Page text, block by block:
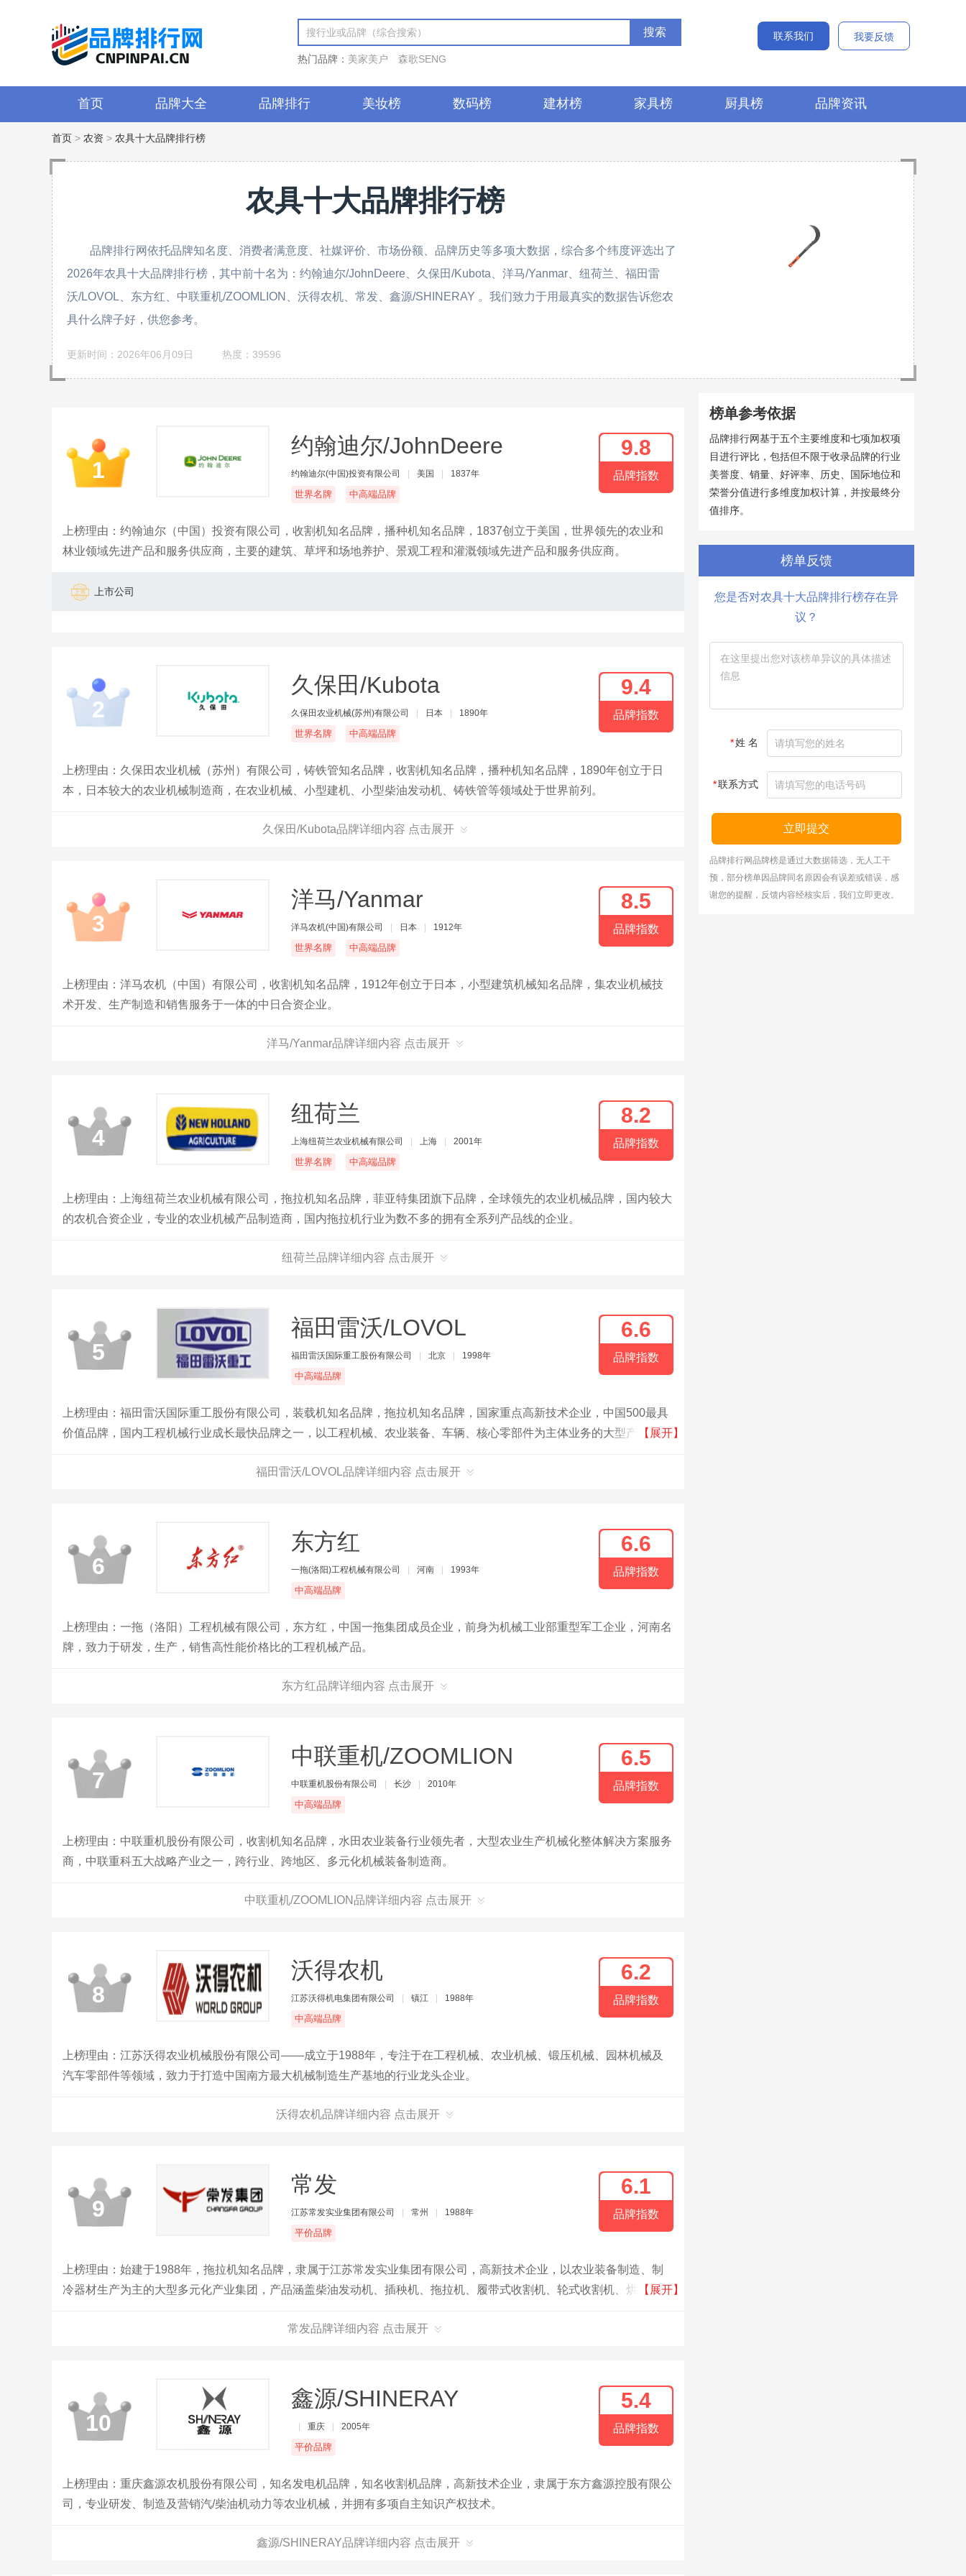
联系我们
我要反馈
热门品牌： 美家美户 森歌SENG
首页 品牌大全 品牌排行 美妆榜 数码榜 建材榜 家具榜 厨具榜 品牌资讯
首页 > 农资 > 农具十大品牌排行榜
农具十大品牌排行榜
品牌排行网依托品牌知名度、消费者满意度、社媒评价、市场份额、品牌历史等多项大数据，综合多个纬度评选出了
2026年农具十大品牌排行榜，其中前十名为：约翰迪尔/JohnDeere、久保田/Kubota、洋马/Yanmar、纽荷兰、福田雷
沃/LOVOL、东方红、中联重机/ZOOMLION、沃得农机、常发、鑫源/SHINERAY 。我们致力于用最真实的数据告诉您农
具什么牌子好，供您参考。
更新时间：2026年06月09日 热度：39596
1
约翰迪尔/JohnDeere
约翰迪尔(中国)投资有限公司 美国 1837年
世界名牌 中高端品牌
9.8
品牌指数
上榜理由：约翰迪尔（中国）投资有限公司，收割机知名品牌，播种机知名品牌，1837创立于美国，世界领先的农业和
林业领域先进产品和服务供应商，主要的建筑、草坪和场地养护、景观工程和灌溉领域先进产品和服务供应商。
上市公司
2
久保田/Kubota
久保田农业机械(苏州)有限公司 日本 1890年
世界名牌 中高端品牌
9.4
品牌指数
上榜理由：久保田农业机械（苏州）有限公司，铸铁管知名品牌，收割机知名品牌，播种机知名品牌，1890年创立于日
本，日本较大的农业机械制造商，在农业机械、小型建机、小型柴油发动机、铸铁管等领域处于世界前列。
久保田/Kubota品牌详细内容 点击展开
3
洋马/Yanmar
洋马农机(中国)有限公司 日本 1912年
世界名牌 中高端品牌
8.5
品牌指数
上榜理由：洋马农机（中国）有限公司，收割机知名品牌，1912年创立于日本，小型建筑机械知名品牌，集农业机械技
术开发、生产制造和销售服务于一体的中日合资企业。
洋马/Yanmar品牌详细内容 点击展开
4
纽荷兰
上海纽荷兰农业机械有限公司 上海 2001年
世界名牌 中高端品牌
8.2
品牌指数
上榜理由：上海纽荷兰农业机械有限公司，拖拉机知名品牌，菲亚特集团旗下品牌，全球领先的农业机械品牌，国内较大
的农机合资企业，专业的农业机械产品制造商，国内拖拉机行业为数不多的拥有全系列产品线的企业。
纽荷兰品牌详细内容 点击展开
5
福田雷沃/LOVOL
福田雷沃国际重工股份有限公司 北京 1998年
中高端品牌
6.6
品牌指数
上榜理由：福田雷沃国际重工股份有限公司，装载机知名品牌，拖拉机知名品牌，国家重点高新技术企业，中国500最具
价值品牌，国内工程机械行业成长最快品牌之一，以工程机械、农业装备、车辆、核心零部件为主体业务的大型产业装备
【展开】
福田雷沃/LOVOL品牌详细内容 点击展开
6
东方红
一拖(洛阳)工程机械有限公司 河南 1993年
中高端品牌
6.6
品牌指数
上榜理由：一拖（洛阳）工程机械有限公司，东方红，中国一拖集团成员企业，前身为机械工业部重型军工企业，河南名
牌，致力于研发，生产，销售高性能价格比的工程机械产品。
东方红品牌详细内容 点击展开
7
中联重机/ZOOMLION
中联重机股份有限公司 长沙 2010年
中高端品牌
6.5
品牌指数
上榜理由：中联重机股份有限公司，收割机知名品牌，水田农业装备行业领先者，大型农业生产机械化整体解决方案服务
商，中联重科五大战略产业之一，跨行业、跨地区、多元化机械装备制造商。
中联重机/ZOOMLION品牌详细内容 点击展开
8
沃得农机
江苏沃得机电集团有限公司 镇江 1988年
中高端品牌
6.2
品牌指数
上榜理由：江苏沃得农业机械股份有限公司——成立于1988年，专注于在工程机械、农业机械、锻压机械、园林机械及
汽车零部件等领域，致力于打造中国南方最大机械制造生产基地的行业龙头企业。
沃得农机品牌详细内容 点击展开
9
常发
江苏常发实业集团有限公司 常州 1988年
平价品牌
6.1
品牌指数
上榜理由：始建于1988年，拖拉机知名品牌，隶属于江苏常发实业集团有限公司，高新技术企业，以农业装备制造、制
冷器材生产为主的大型多元化产业集团，产品涵盖柴油发动机、插秧机、拖拉机、履带式收割机、轮式收割机、烘干机、
【展开】
常发品牌详细内容 点击展开
10
鑫源/SHINERAY
重庆 2005年
平价品牌
5.4
品牌指数
上榜理由：重庆鑫源农机股份有限公司，知名发电机品牌，知名收割机品牌，高新技术企业，隶属于东方鑫源控股有限公
司，专业研发、制造及营销汽/柴油机动力等农业机械，并拥有多项自主知识产权技术。
鑫源/SHINERAY品牌详细内容 点击展开
榜单参考依据
品牌排行网基于五个主要维度和七项加权项
目进行评比，包括但不限于收录品牌的行业
美誉度、销量、好评率、历史、国际地位和
荣誉分值进行多维度加权计算，并按最终分
值排序。
榜单反馈
您是否对农具十大品牌排行榜存在异
议？
*姓 名
*联系方式
立即提交
品牌排行网品牌榜是通过大数据筛选，无人工干
预，部分榜单因品牌同名原因会有误差或错误，感
谢您的提醒，反馈内容经核实后，我们立即更改。